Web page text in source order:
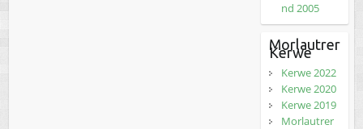
nd 2005
Morlautrer
Kerwe
Kerwe 2022
Kerwe 2020
Kerwe 2019
Morlautrer